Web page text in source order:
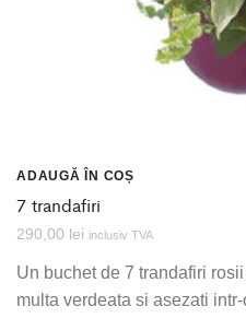
ADAUGĂ ÎN COȘ
7 trandafiri
290,00 lei inclusiv TVA
Un buchet de 7 trandafiri
multa verdeata si asezati